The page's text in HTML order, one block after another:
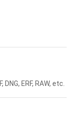
DNG, ERF, RAW, etc.